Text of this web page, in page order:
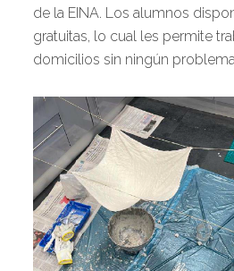
de la EINA. Los alumnos
gratuitas, lo cual les permite
domicilios sin ningún